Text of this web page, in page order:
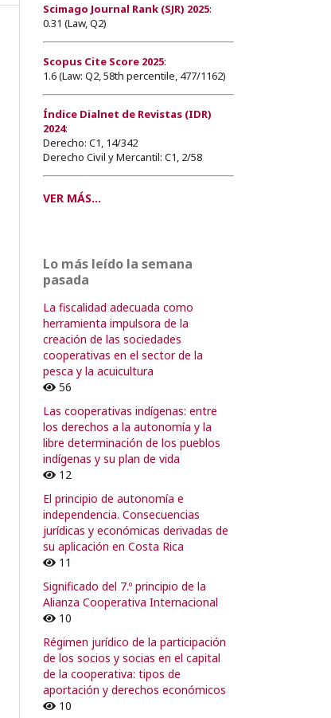
Scimago Journal Rank (SJR) 2025:
0.31 (Law, Q2)
Scopus Cite Score 2025:
1.6 (Law: Q2, 58th percentile, 477/1162)
Índice Dialnet de Revistas (IDR)
2024:
Derecho: C1, 14/342
Derecho Civil y Mercantil: C1, 2/58
VER MÁS...
Lo más leído la semana
pasada
La fiscalidad adecuada como
herramienta impulsora de la
creación de las sociedades
cooperativas en el sector de la
pesca y la acuicultura
56
Las cooperativas indígenas: entre
los derechos a la autonomía y la
libre determinación de los pueblos
indígenas y su plan de vida
12
El principio de autonomía e
independencia. Consecuencias
jurídicas y económicas derivadas de
su aplicación en Costa Rica
11
Significado del 7.º principio de la
Alianza Cooperativa Internacional
10
Régimen jurídico de la participación
de los socios y socias en el capital
de la cooperativa: tipos de
aportación y derechos económicos
10